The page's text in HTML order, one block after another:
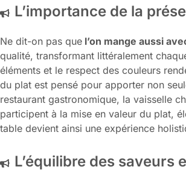
L’importance de la
Ne dit-on pas que l’on mange aussi
qualité, transformant littéralement
éléments et le respect des couleurs
du plat est pensé pour apporter non
restaurant gastronomique, la vaisselle
participent à la mise en valeur du plat,
table devient ainsi une expérience
L’équilibre des saveurs